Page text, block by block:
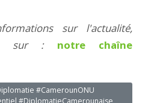
sur l'actualité,
sur : notre chaîne
#CamerounONU